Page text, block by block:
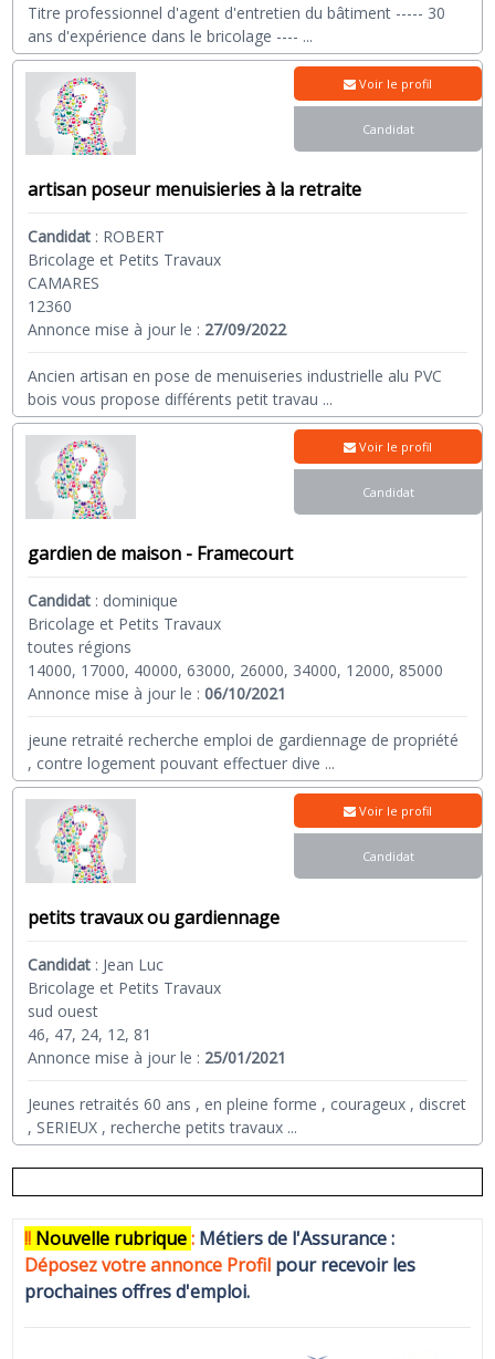
Titre professionnel d'agent d'entretien du bâtiment ----- 30
ans d'expérience dans le bricolage ---- ...
artisan poseur menuisieries à la retraite
Candidat : ROBERT
Bricolage et Petits Travaux
CAMARES
12360
Annonce mise à jour le : 27/09/2022
Ancien artisan en pose de menuiseries industrielle alu PVC
bois vous propose différents petit travau ...
Voir le profil
Candidat
gardien de maison - Framecourt
Candidat : dominique
Bricolage et Petits Travaux
toutes régions
14000, 17000, 40000, 63000, 26000, 34000, 12000, 85000
Annonce mise à jour le :06/10/2021
jeune retraité recherche emploi de gardiennage de propriété
, contre logement pouvant effectuer dive ...
Voir le profil
Candidat
petits travaux ou gardiennage
Candidat : Jean Luc
Bricolage et Petits Travaux
sud ouest
46, 47, 24, 12, 81
Annonce mise à jour le : 25/01/2021
Jeunes retraités 60 ans , en pleine forme , courageux , discret
, SERIEUX , recherche petits travaux ...
Voir le profil
Candidat
!! Nouvelle rubrique: Métiers de l'Assurance :
Déposez votre annonce Profil pour recevoir les
prochaines offres d'emploi.